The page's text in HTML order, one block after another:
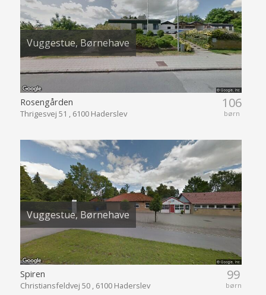
Vuggestue, Børnehave
106
børn
Rosengården
Thrigesvej 51 , 6100 Haderslev
Vuggestue, Børnehave
99
børn
Spiren
Christiansfeldvej 50 , 6100 Haderslev